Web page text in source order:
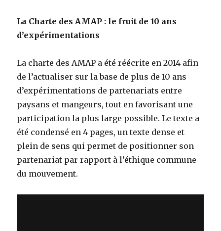
La Charte des AMAP : le fruit de 10 ans
d’expérimentations
La charte des AMAP a été réécrite en 2014 afin
de l’actualiser sur la base de plus de 10 ans
d’expérimentations de partenariats entre
paysans et mangeurs, tout en favorisant une
participation la plus large possible. Le texte a
été condensé en 4 pages, un texte dense et
plein de sens qui permet de positionner son
partenariat par rapport à l’éthique commune
du mouvement.